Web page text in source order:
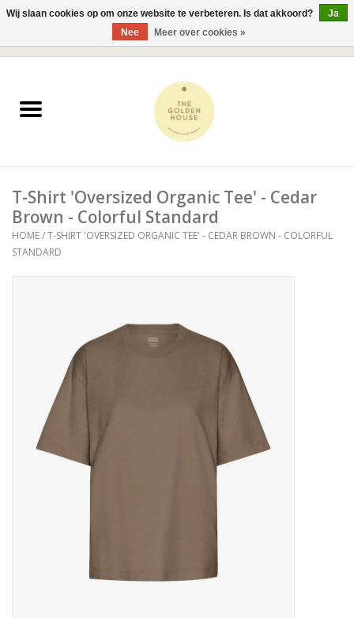
JUWELEN
ACCESSOIRES
BESTSELLERS
T-Shirt 'Oversized Organic Tee' - Cedar
Brown - Colorful Standard
HOME/T-SHIRT 'OVERSIZED ORGANIC TEE' - CEDAR BROWN - COLORFUL
STANDARD
Wij slaan cookies op om onze website te verbeteren. Is dat akkoord?
Ja
Nee
Meer over cookies »